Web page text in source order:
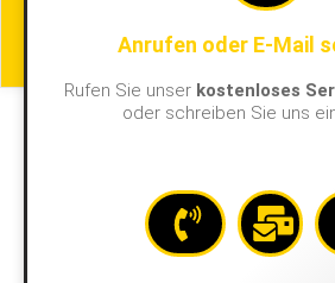
Anrufen oder E-Mail
Rufen Sie unser kostenloses
oder schreiben Sie uns